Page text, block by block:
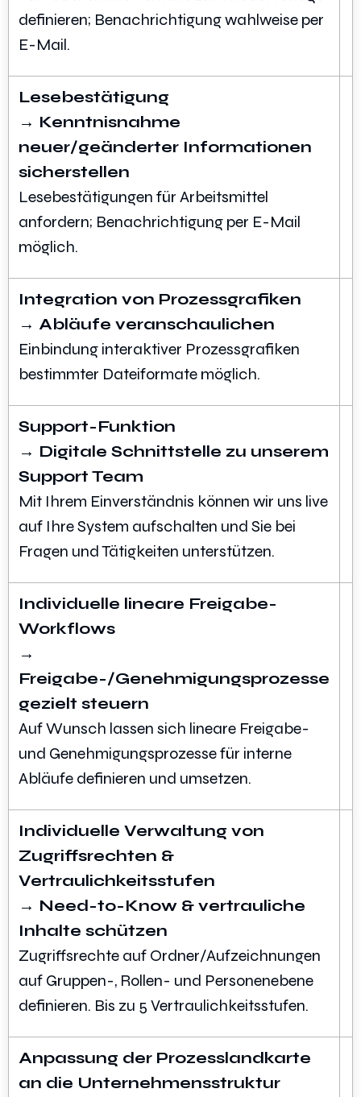
definieren; Benachrichtigung wahlweise per
E-Mail.
Lesebestätigung
→ Kenntnisnahme
neuer/geänderter Informationen
sicherstellen
Lesebestätigungen für Arbeitsmittel
anfordern; Benachrichtigung per E-Mail
möglich.
Integration von Prozessgrafiken
→ Abläufe veranschaulichen
Einbindung interaktiver Prozessgrafiken
bestimmter Dateiformate möglich.
Support-Funktion
→ Digitale Schnittstelle zu unserem
Support Team
Mit Ihrem Einverständnis können wir uns live
auf Ihre System aufschalten und Sie bei
Fragen und Tätigkeiten unterstützen.
Individuelle lineare Freigabe-
Workflows
→
Freigabe-/Genehmigungsprozesse
gezielt steuern
Auf Wunsch lassen sich lineare Freigabe-
und Genehmigungsprozesse für interne
Abläufe definieren und umsetzen.
Individuelle Verwaltung von
Zugriffsrechten &
Vertraulichkeitsstufen
→ Need-to-Know & vertrauliche
Inhalte schützen
Zugriffsrechte auf Ordner/Aufzeichnungen
auf Gruppen-, Rollen- und Personenebene
definieren. Bis zu 5 Vertraulichkeitsstufen.
Anpassung der Prozesslandkarte
an die Unternehmensstruktur